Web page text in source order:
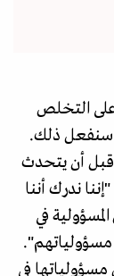
التخلص
سنفعل ذلك.
أن يتحدث
ندرك أننا
في
مسؤولياتها في